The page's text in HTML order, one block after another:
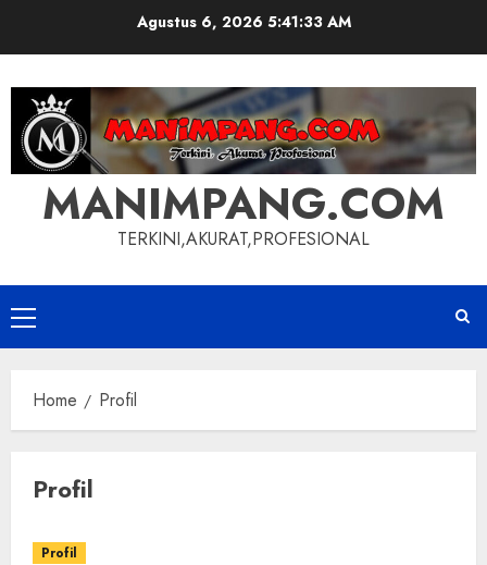
Agustus 6, 2026 5:41:34 AM
MANIMPANG.COM
TERKINI,AKURAT,PROFESIONAL
Primary
Menu
Home Profil
Profil
Profil